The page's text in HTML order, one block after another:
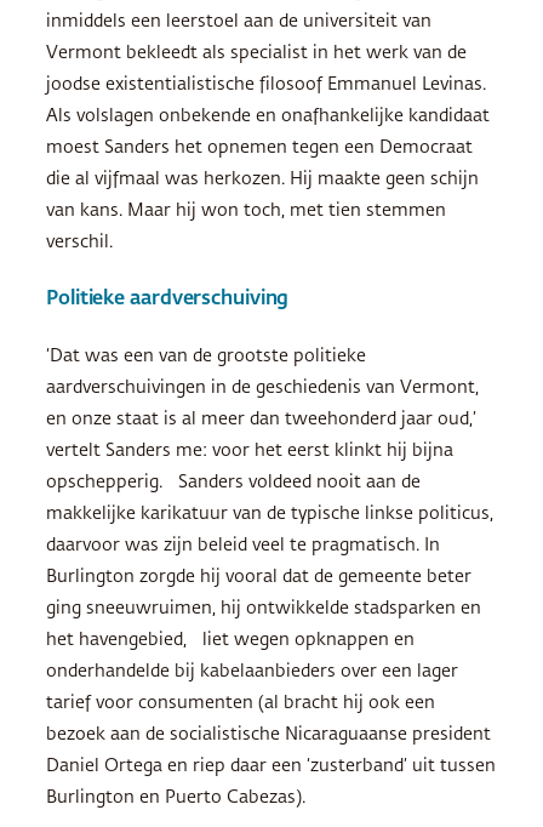
inmiddels een leerstoel aan de universiteit van
Vermont bekleedt als specialist in het werk van de
joodse existentialistische filosoof Emmanuel Levinas.
Als volslagen onbekende en onafhankelijke kandidaat
moest Sanders het opnemen tegen een Democraat
die al vijfmaal was herkozen. Hij maakte geen schijn
van kans. Maar hij won toch, met tien stemmen
verschil.
Politieke aardverschuiving
‘Dat was een van de grootste politieke
aardverschuivingen in de geschiedenis van Vermont,
en onze staat is al meer dan tweehonderd jaar oud,’
vertelt Sanders me: voor het eerst klinkt hij bijna
opschepperig. Sanders voldeed nooit aan de
makkelijke karikatuur van de typische linkse politicus,
daarvoor was zijn beleid veel te pragmatisch. In
Burlington zorgde hij vooral dat de gemeente beter
ging sneeuwruimen, hij ontwikkelde stadsparken en
het havengebied, liet wegen opknappen en
onderhandelde bij kabelaanbieders over een lager
tarief voor consumenten (al bracht hij ook een
bezoek aan de socialistische Nicaraguaanse president
Daniel Ortega en riep daar een ‘zusterband’ uit tussen
Burlington en Puerto Cabezas).